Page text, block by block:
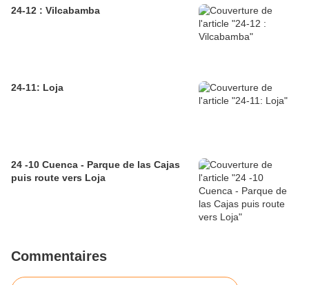
24-12 : Vilcabamba
24-11: Loja
24 -10 Cuenca - Parque de las Cajas
puis route vers Loja
Commentaires